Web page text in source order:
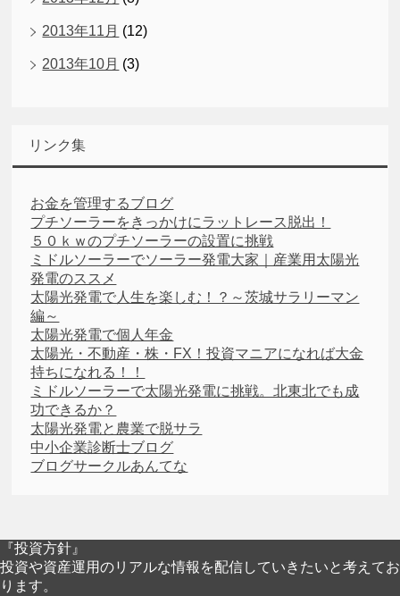
2013年11月 (12)
2013年10月 (3)
リンク集
お金を管理するブログ
プチソーラーをきっかけにラットレース脱出！
５０ｋｗのプチソーラーの設置に挑戦
ミドルソーラーでソーラー発電大家｜産業用太陽光
発電のススメ
太陽光発電で人生を楽しむ！？～茨城サラリーマン
編～
太陽光発電で個人年金
太陽光・不動産・株・FX！投資マニアになれば大金
持ちになれる！！
ミドルソーラーで太陽光発電に挑戦。北東北でも成
功できるか？
太陽光発電と農業で脱サラ
中小企業診断士ブログ
ブログサークルあんてな
『投資方針』
投資や資産運用のリアルな情報を配信していきたいと考えてお
ります。